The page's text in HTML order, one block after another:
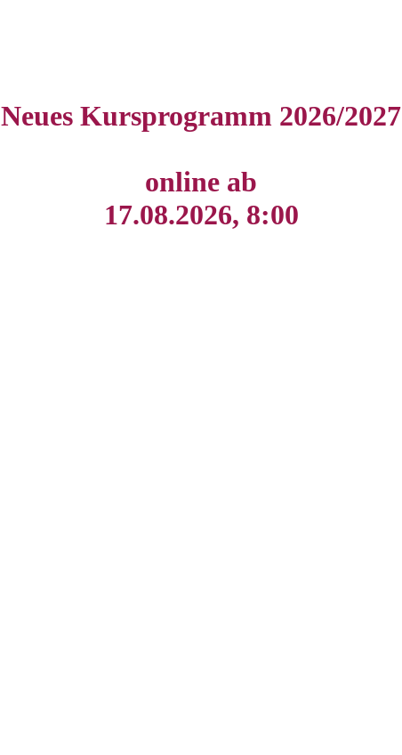
Neues Kursprogramm 2026/2027
online ab
17.08.2026, 8:00